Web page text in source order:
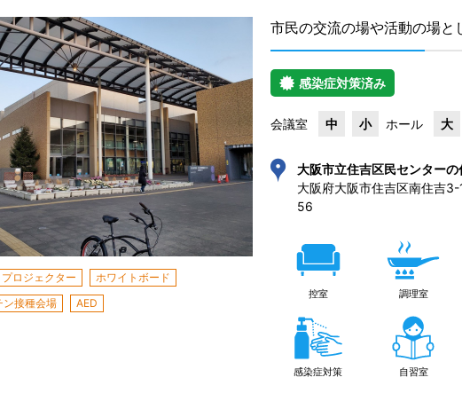
プロジェクター
ホワイトボード
ン接種会場
AED
市民の交流の場や活動の場と
感染症対策済み
会議室 中 小 ホール 大
大阪市立住吉区民センターの
大阪府大阪市住吉区南住吉
56
控室 調理室
感染症対策 自習室